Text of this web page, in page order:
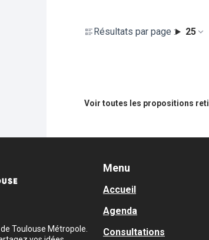
Résultats par page : 25
Voir toutes les propositions
Toulouse Métropole.
Menu
Accueil
Agenda
Consultations